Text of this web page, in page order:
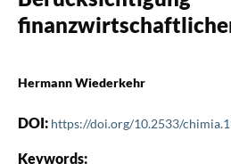
Hermann Wiederkehr
DOI: https://doi.org/10.2533/
Keywords: